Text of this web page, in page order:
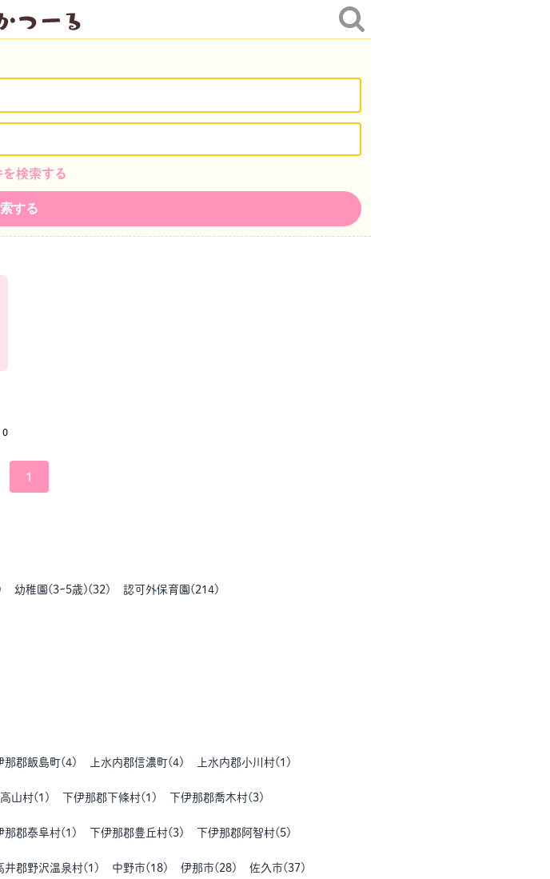
を検索する
する
0
1
幼稚園(3~5歳)(32 ) 認可外保育園 ( 214)
那郡飯島町(4) 上水内郡信濃町(4) 上水内郡小川村( 1 )
高山村( 1 ) 下伊那郡下條村( 1 ) 下伊那郡喬木村(3)
那郡泰阜村( 1 ) 下伊那郡豊丘村(3) 下伊那郡阿智村( 5)
井郡野沢温泉村( 1 ) 中野市( 18) 伊那市( 28) 佐久市(37 )